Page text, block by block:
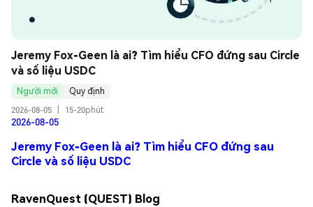
Jeremy Fox-Geen là ai? Tìm hiểu CFO đứng sau Circle
và số liệu USDC
Người mới
Quy định
2026-08-05
15-20phút
2026-08-05
Jeremy Fox-Geen là ai? Tìm hiểu CFO đứng sau
Circle và số liệu USDC
RavenQuest (QUEST) Blog